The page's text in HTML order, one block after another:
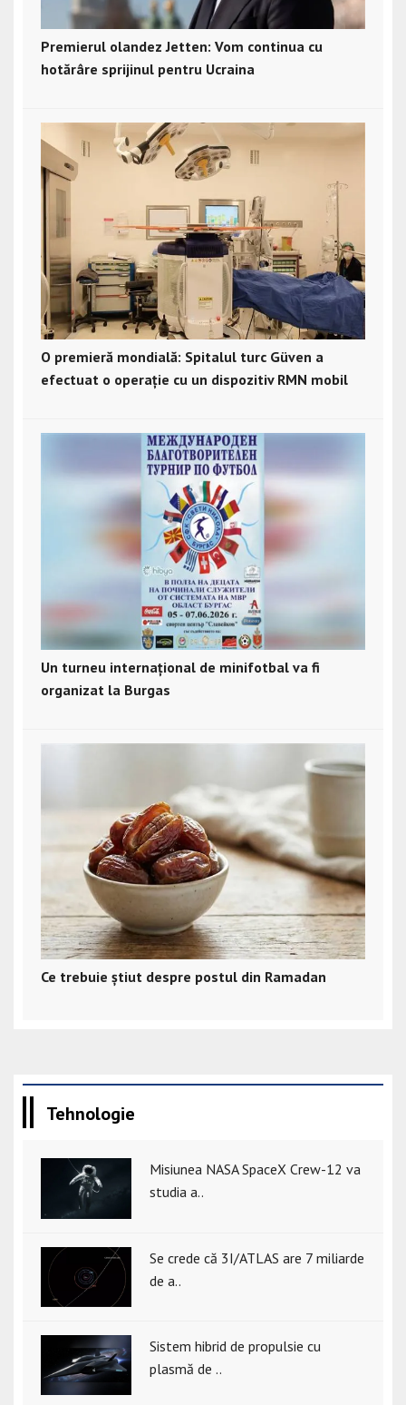
Premierul olandez Jetten: Vom continua cu
hotărâre sprijinul pentru Ucraina
O premieră mondială: Spitalul turc Güven a
efectuat o operație cu un dispozitiv RMN mobil
Un turneu internațional de minifotbal va fi
organizat la Burgas
Ce trebuie știut despre postul din Ramadan
Tehnologie
Misiunea NASA SpaceX Crew-12 va
studia a..
Se crede că 3I/ATLAS are 7 miliarde
de a..
Sistem hibrid de propulsie cu
plasmă de ..